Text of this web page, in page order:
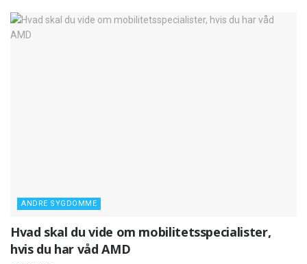
ANDRE SYGDOMME
Hvad skal du vide om mobilitetsspecialister,
hvis du har våd AMD